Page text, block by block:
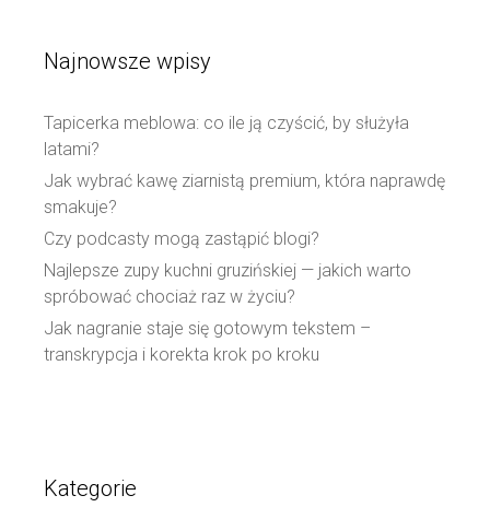
Najnowsze wpisy
Tapicerka meblowa: co ile ją czyścić, by służyła
latami?
Jak wybrać kawę ziarnistą premium, która naprawdę
smakuje?
Czy podcasty mogą zastąpić blogi?
Najlepsze zupy kuchni gruzińskiej — jakich warto
spróbować chociaż raz w życiu?
Jak nagranie staje się gotowym tekstem –
transkrypcja i korekta krok po kroku
Kategorie